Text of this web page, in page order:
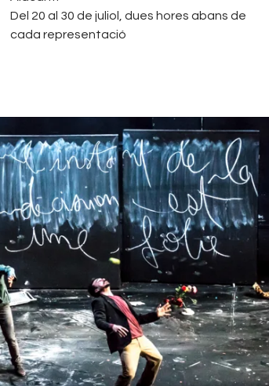
Del 20 al 30 de juliol, dues hores abans de
cada representació